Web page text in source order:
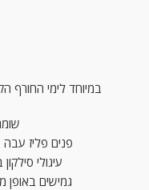
במיוחד לימי החורף
פנים פליז עבה
עיגולי
גמישים באופן